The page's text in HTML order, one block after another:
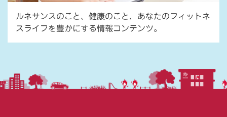
ルネサンスのこと、健康のこと、あなたのフィットネ
スライフを豊かにする情報コンテンツ。